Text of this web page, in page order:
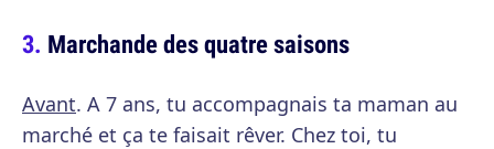
Marchande des quatre saisons
Avant. A 7 ans, tu accompagnais ta maman au
marché et ça te faisait rêver. Chez toi, tu